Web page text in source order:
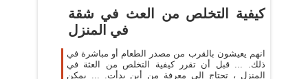
كيفية التخلص من العث في شقة
في المنزل
انهم يعيشون بالقرب من مصدر الطعام أو مباشرة في
ذلك. ... قبل أن تقرر كيفية التخلص من العثة في
المنزل ، تحتاج إلى معرفة من أين بدأت. ... يمكن